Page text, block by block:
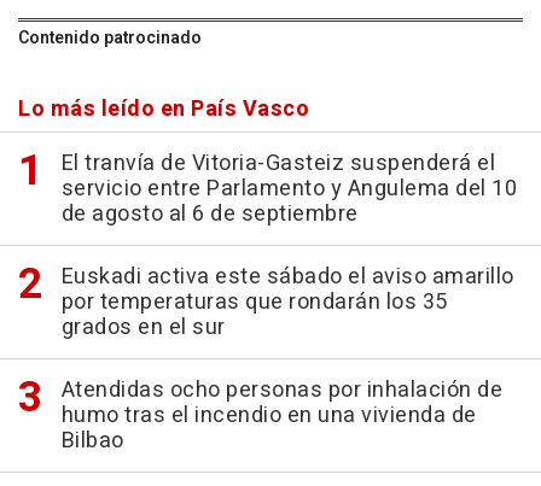
Contenido patrocinado
Lo más leído en País Vasco
El tranvía de Vitoria-Gasteiz suspenderá el
servicio entre Parlamento y Angulema del 10
de agosto al 6 de septiembre
Euskadi activa este sábado el aviso amarillo
por temperaturas que rondarán los 35
grados en el sur
Atendidas ocho personas por inhalación de
humo tras el incendio en una vivienda de
Bilbao